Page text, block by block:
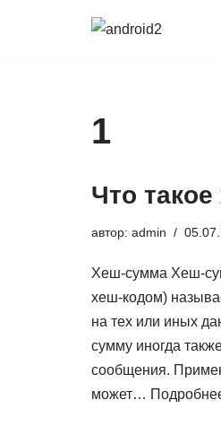
1
Что
автор: admin
Хеш-сумма Хеш-
хеш-кодом)
на тех или иных
сумму иногда
сообщения.
может…